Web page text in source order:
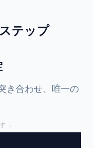
テップ
き合わせ、唯一の